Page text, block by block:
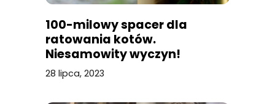
100-milowy spacer dla
ratowania kotów.
Niesamowity wyczyn!
28 lipca, 2023